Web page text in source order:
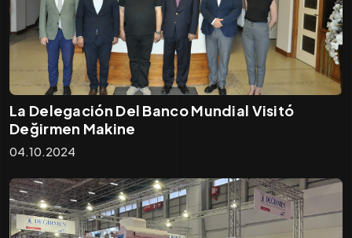
La Delegación Del Banco Mundial Visitó
Değirmen Makine
04.10.2024